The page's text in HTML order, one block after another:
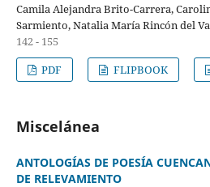
Camila Alejandra Brito-Carrera,
Sarmiento, Natalia María Rincón del
142 - 155
PDF
FLIPBOOK
Miscelánea
ANTOLOGÍAS DE POESÍA
DE RELEVAMIENTO